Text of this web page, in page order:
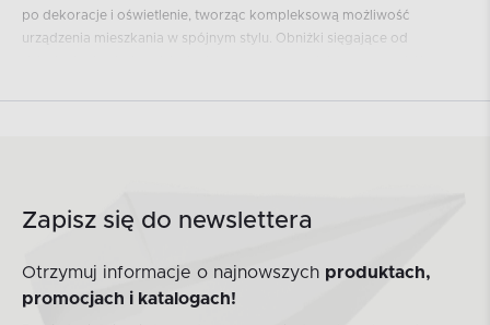
po dekoracje i oświetlenie, tworząc kompleksową możliwość
urządzenia mieszkania w spójnym stylu. Obniżki sięgające od
wyprzedaży
Zapisz się do newslettera
Otrzymuj informacje o najnowszych produktach,
promocjach i katalogach!